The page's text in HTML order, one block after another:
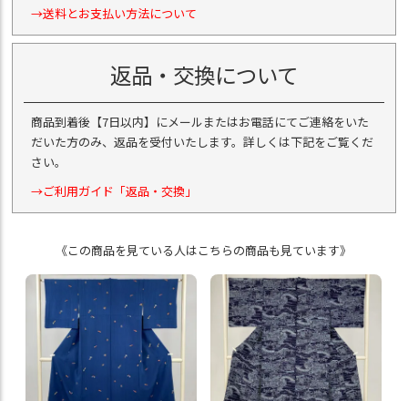
→送料とお支払い方法について
返品・交換について
商品到着後【7日以内】にメールまたはお電話にてご連絡をいた
だいた方のみ、返品を受付いたします。詳しくは下記をご覧くだ
さい。
→ご利用ガイド「返品・交換」
《この商品を見ている人はこちらの商品も見ています》